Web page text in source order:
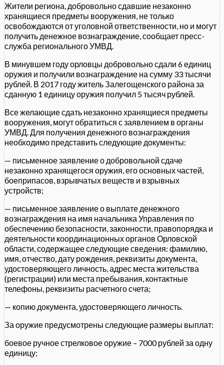
Жители региона, добровольно сдавшие незаконно
хранящиеся предметы вооружения, не только
освобождаются от уголовной ответственности, но и могут
получить денежное вознаграждение, сообщает пресс-
служба регионального УМВД.
В минувшем году орловцы добровольно сдали 6 единиц
оружия и получили вознаграждение на сумму 33 тысячи
рублей. В 2017 году житель Залегощенского района за
сданную 1 единицу оружия получил 5 тысяч рублей.
Все желающие сдать незаконно хранящиеся предметы
вооружения, могут обратиться с заявлением в органы
УМВД. Для получения денежного вознаграждения
необходимо представить следующие документы:
— письменное заявление о добровольной сдаче
незаконно хранящегося оружия, его основных частей,
боеприпасов, взрывчатых веществ и взрывных
устройств;
— письменное заявление о выплате денежного
вознаграждения на имя начальника Управления по
обеспечению безопасности, законности, правопорядка и
деятельности координационных органов Орловской
области, содержащее следующие сведения: фамилию,
имя, отчество, дату рождения, реквизиты документа,
удостоверяющего личность, адрес места жительства
(регистрации) или места пребывания, контактные
телефоны, реквизиты расчетного счета;
— копию документа, удостоверяющего личность.
За оружие предусмотрены следующие размеры выплат:
боевое ручное стрелковое оружие – 7000 рублей за одну
единицу;